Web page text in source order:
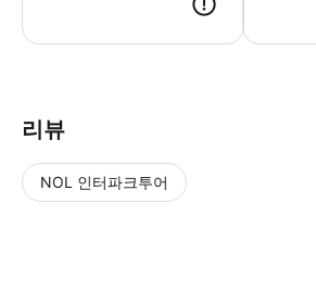
리뷰
NOL 인터파크투어